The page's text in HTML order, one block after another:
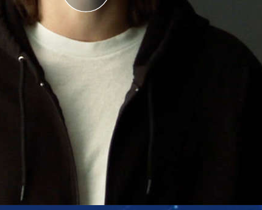
Play
Video